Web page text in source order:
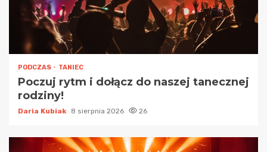
PODCZAS TANIEC
Poczuj rytm i dołącz do naszej tanecznej
rodziny!
Daria Kubiak 8 sierpnia 2026 26